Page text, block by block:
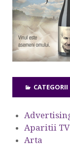
CATEGORII
Aparitii TV
Arta